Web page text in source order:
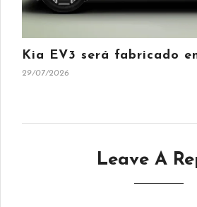
Kia EV3 será fabricado
29/07/2026
Leave A